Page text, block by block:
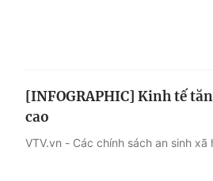
[INFOGRAPHIC] Kinh tế
cao
VTV.vn - Các chính sách an sinh